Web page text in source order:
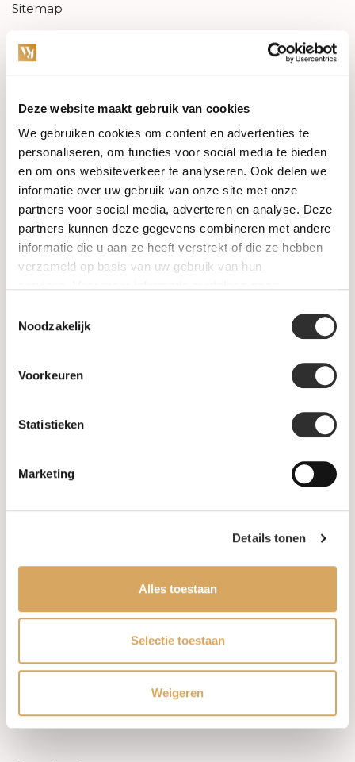
Deze website maakt gebruik van cookies
We gebruiken cookies om content en advertenties te
personaliseren, om functies voor social media te bieden
en om ons websiteverkeer te analyseren. Ook delen we
informatie over uw gebruik van onze site met onze
partners voor social media, adverteren en analyse. Deze
partners kunnen deze gegevens combineren met andere
informatie die u aan ze heeft verstrekt of die ze hebben
verzameld op basis van uw gebruik van hun
Noodzakelijk
Voorkeuren
Statistieken
Marketing
Details tonen
Alles toestaan
Selectie toestaan
Weigeren
Sitemap
Categories
Jewellery
Wedding rings
PRE-OWNED
Luxury Accessories
Gents Jewelry
FAQ
Leveringsvoorwaarden
Log in